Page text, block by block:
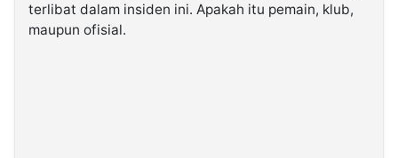
terlibat dalam insiden ini. Apakah itu pemain, klub,
maupun ofisial.